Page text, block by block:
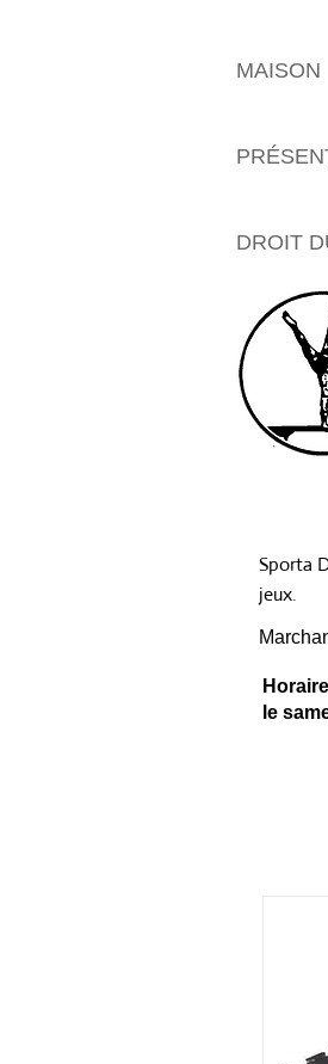
MAISON
DROIT
Sporta
jeux.
le